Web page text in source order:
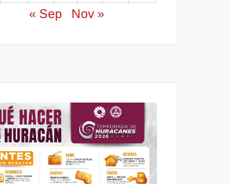
« Sep Nov »